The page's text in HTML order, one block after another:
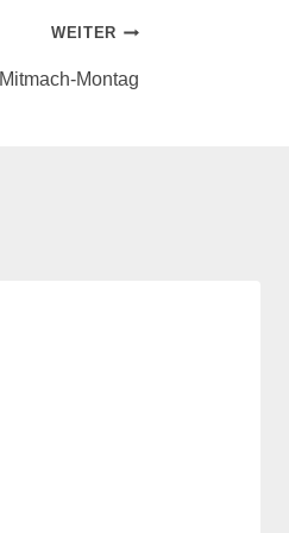
WEITER
Mitmach-Montag